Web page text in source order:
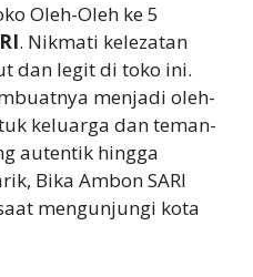
Oleh-Oleh ke 5
. Nikmati kelezatan
dan legit di toko ini.
menjadi oleh-
keluarga dan teman-
autentik hingga
Bika Ambon SARI
mengunjungi kota